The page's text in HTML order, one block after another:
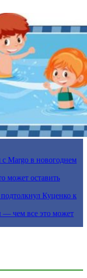
Margo в новогоднем
может оставить
Куценко к
— чем все это может